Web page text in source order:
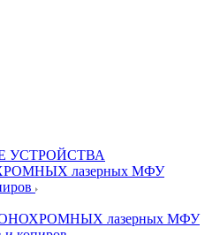
УСТРОЙСТВА
лазерных МФУ
лазерных МФУ